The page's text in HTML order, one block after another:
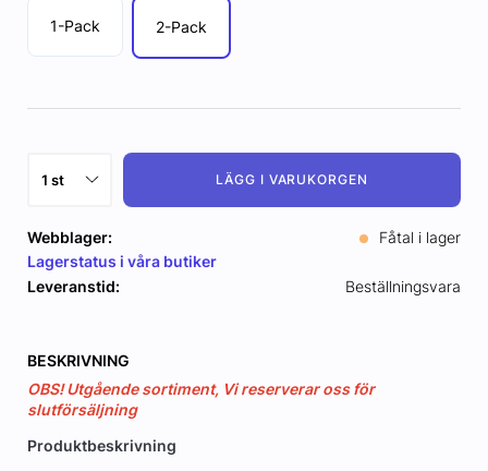
1-Pack 2-Pack
LÄGG I VARUKORGEN
Webblager:
Fåtal i lager
Lagerstatus i våra butiker
Leveranstid:
Beställningsvara
BESKRIVNING
OBS! Utgående sortiment, Vi reserverar oss för
slutförsäljning
Produktbeskrivning